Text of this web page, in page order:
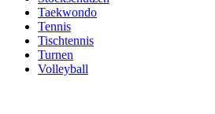
Taekwondo
Tennis
Tischtennis
Turnen
Volleyball